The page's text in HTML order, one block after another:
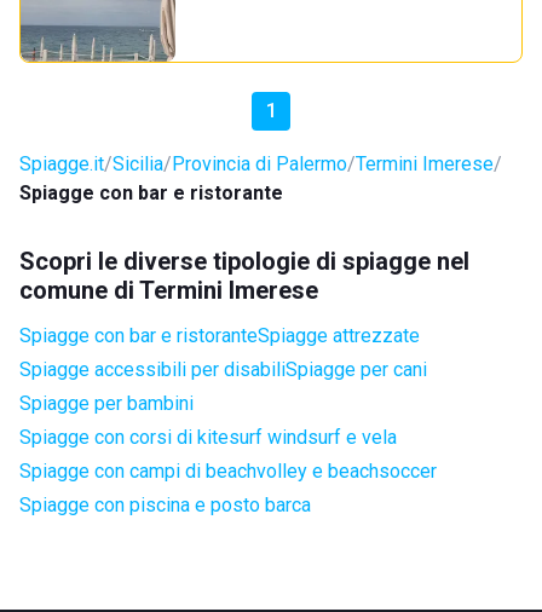
1
Spiagge.it Sicilia Provincia di Palermo Termini Imerese
Spiagge con bar e ristorante
Scopri le diverse tipologie di spiagge nel
comune di Termini Imerese
Spiagge con bar e ristoranteSpiagge attrezzate
Spiagge accessibili per disabiliSpiagge per cani
Spiagge per bambini
Spiagge con corsi di kitesurf windsurf e vela
Spiagge con campi di beachvolley e beachsoccer
Spiagge con piscina e posto barca